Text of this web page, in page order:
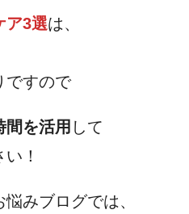
ア3選は、
ですので
間を活用 して
！
みブログでは、